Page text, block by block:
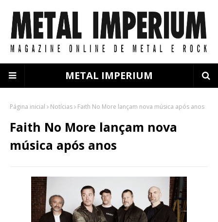
METAL IMPERIUM
Página inicial Notícias Faith No More lançam nova música após anos
Faith No More lançam nova
música após anos